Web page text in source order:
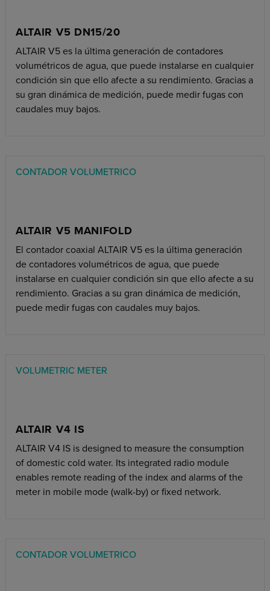
ALTAIR V5 DN15/20
ALTAIR V5 es la última generación de contadores
volumétricos de agua, que puede instalarse en cualquier
condición sin que ello afecte a su rendimiento. Gracias a
su gran dinámica de medición, puede medir fugas con
caudales muy bajos.
CONTADOR VOLUMETRICO
ALTAIR V5 MANIFOLD
El contador coaxial ALTAIR V5 es la última generación
de contadores volumétricos de agua, que puede
instalarse en cualquier condición sin que ello afecte a su
rendimiento. Gracias a su gran dinámica de medición,
puede medir fugas con caudales muy bajos.
VOLUMETRIC METER
ALTAIR V4 IS
ALTAIR V4 IS is designed to measure the consumption
of domestic cold water. Its integrated radio module
enables remote reading of the index and alarms of the
meter in mobile mode (walk-by) or fixed network.
CONTADOR VOLUMETRICO